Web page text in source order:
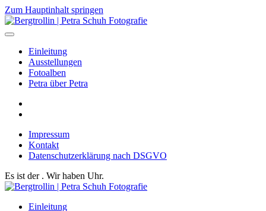
Zum Hauptinhalt springen
Einleitung
Ausstellungen
Fotoalben
Petra über Petra
Impressum
Kontakt
Datenschutzerklärung nach DSGVO
Es ist der . Wir haben Uhr.
Einleitung